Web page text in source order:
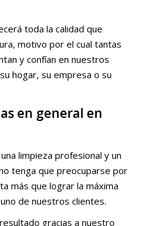
toda la calidad que
motivo por el cual tantas
y confían en nuestros
hogar, su empresa o su
en general en
limpieza profesional y un
tenga que preocuparse por
más que lograr la máxima
de nuestros clientes.
gracias a nuestro